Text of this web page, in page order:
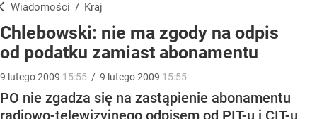
Wiadomości / Kraj
Chlebowski: nie ma zgody na odpis
od podatku zamiast abonamentu
9 lutego2009 15:55 / 9 lutego2009 15:55
PO nie zgadza się na zastąpienie abonamentu
radiowo-telewizyjnego odpisem od PIT-u i CIT-u